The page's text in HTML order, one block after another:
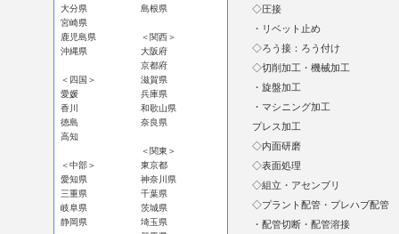
◇圧接
・リベット止め
◇ろう接：ろう付け
◇切削加工・機械加工
・旋盤加工
・マシニング加工
プレス加工
◇内面研磨
◇表面処理
◇組立・アセンブリ
◇プラント配管・プレハブ配管
・配管切断・配管溶接
大分県
宮崎県
鹿児島県
沖縄県
＜四国＞
愛媛
香川
徳島
高知
＜中部＞
愛知県
三重県
岐阜県
静岡県
島根県
＜関西＞
大阪府
京都府
滋賀県
兵庫県
和歌山県
奈良県
＜関東＞
東京都
神奈川県
千葉県
茨城県
埼玉県